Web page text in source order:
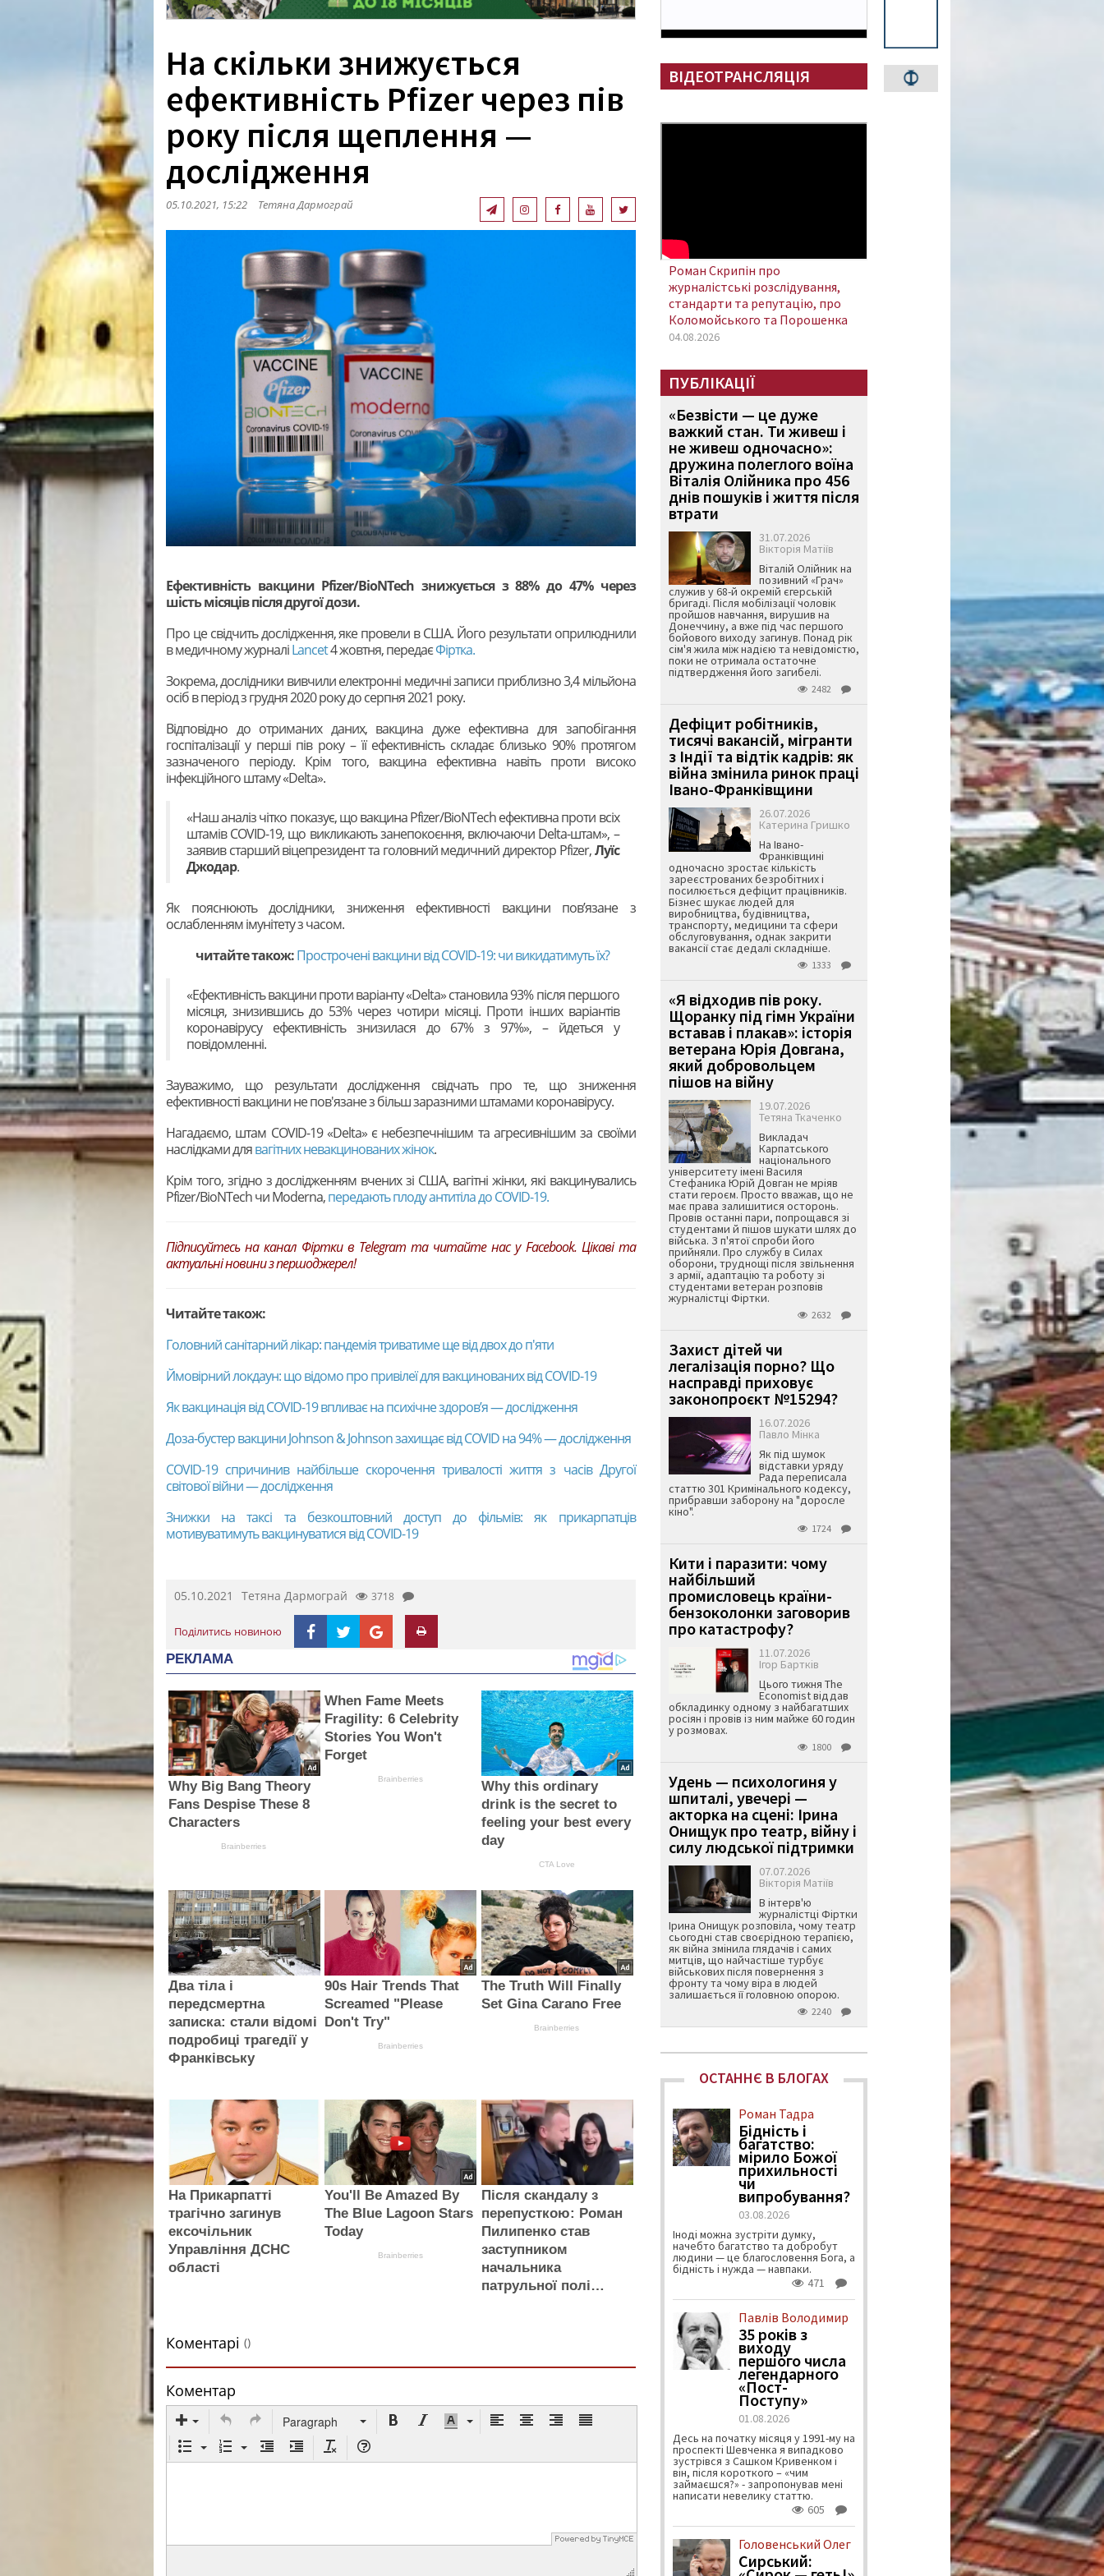
На скільки знижується
ефективність Pfizer через пів
року після щеплення —
дослідження
05.10.2021, 15:22 Тетяна Дармограй
Ефективність вакцини Pfizer/BioNTech знижується з 88% до 47% через
шість місяців після другої дози.
Про це свідчить дослідження, яке провели в США. Його результати оприлюднили
в медичному журналіLancet4 жовтня, передаєФіртка.
Зокрема, дослідники вивчили електронні медичні записи приблизно 3,4 мільйона
осіб в період з грудня 2020 року до серпня 2021 року.
Відповідно до отриманих даних, вакцина дуже ефективна для запобігання
госпіталізації у перші пів року – її ефективність складає близько 90% протягом
зазначеного періоду. Крім того, вакцина ефективна навіть проти високо
інфекційного штаму «Delta».
«Наш аналіз чітко показує, що вакцина Pfizer/BioNTech ефективна проти всіх
штамів COVID-19, що викликають занепокоєння, включаючи Delta-штам», –
заявив старший віцепрезидент та головний медичний директор Pfizer,Луїс
Джодар.
Як пояснюють дослідники, зниження ефективності вакцини пов’язане з
ослабленням імунітету з часом.
читайте також:Прострочені вакцини від COVID-19: чи викидатимуть їх?
«Ефективність вакцини проти варіанту «Delta» становила 93% після першого
місяця, знизившись до 53% через чотири місяці. Проти інших варіантів
коронавірусу ефективність знизилася до 67% з 97%», – йдеться у
повідомленні.
Зауважимо, що результати дослідження свідчать про те, що зниження
ефективності вакцини не пов'язане з більш заразними штамами коронавірусу.
Нагадаємо, штам COVID-19 «Delta» є небезпечнішим та агресивнішим за своїми
наслідками длявагітних невакцинованих жінок.
Крім того, згідно з дослідженням вчених зі США, вагітні жінки, які вакцинувались
Pfizer/BioNTech чи Moderna,передають плоду антитіла до COVID-19.
Підписуйтесь на канал Фірткив Telegramта читайте нас у Facebook. Цікаві та
актуальні новини з першоджерел!
Читайте також:
Головний санітарний лікар: пандемія триватиме ще від двох до п'яти
Ймовірний локдаун: що відомо про привілеї для вакцинованих від COVID-19
Як вакцинація від COVID-19 впливає на психічне здоров’я — дослідження
Доза-бустер вакцини Johnson & Johnson захищає від COVID на 94% — дослідження
COVID-19 спричинив найбільше скорочення тривалості життя з часів Другої
світової війни — дослідження
Знижки на таксі та безкоштовний доступ до фільмів: як прикарпатців
мотивуватимуть вакцинуватися від COVID-19
05.10.2021 Тетяна Дармограй 3718
Поділитись новиною
РЕКЛАМА
Why Big Bang Theory
Fans Despise These 8
Characters
Brainberries
When Fame Meets
Fragility: 6 Celebrity
Stories You Won't
Forget
Brainberries
Why this ordinary
drink is the secret to
feeling your best every
day
CTA Love
Два тіла і
передсмертна
записка: стали відомі
подробиці трагедії у
Франківську
90s Hair Trends That
Screamed "Please
Don't Try"
Brainberries
The Truth Will Finally
Set Gina Carano Free
Brainberries
На Прикарпатті
трагічно загинув
ексочільник
Управління ДСНС
області
You'll Be Amazed By
The Blue Lagoon Stars
Today
Brainberries
Після скандалу з
перепусткою: Роман
Пилипенко став
заступником
начальника
патрульної полі…
Коментарі ()
Коментар
Paragraph
ВІДЕОТРАНСЛЯЦІЯ
Роман Скрипін про
журналістські розслідування,
стандарти та репутацію, про
Коломойського та Порошенка
04.08.2026
ПУБЛІКАЦІЇ
«Безвісти — це дуже
важкий стан. Ти живеш і
не живеш одночасно»:
дружина полеглого воїна
Віталія Олійника про 456
днів пошуків і життя після
втрати
31.07.2026
Вікторія Матіїв
Віталій Олійник на
позивний «Грач»
служив у 68-й окремій єгерській
бригаді. Після мобілізації чоловік
пройшов навчання, вирушив на
Донеччину, а вже під час першого
бойового виходу загинув. Понад рік
сім'я жила між надією та невідомістю,
поки не отримала остаточне
підтвердження його загибелі.
2482
Дефіцит робітників,
тисячі вакансій, мігранти
з Індії та відтік кадрів: як
війна змінила ринок праці
Івано-Франківщини
26.07.2026
Катерина Гришко
На Івано-
Франківщині
одночасно зростає кількість
зареєстрованих безробітних і
посилюється дефіцит працівників.
Бізнес шукає людей для
виробництва, будівництва,
транспорту, медицини та сфери
обслуговування, однак закрити
вакансії стає дедалі складніше.
1333
«Я відходив пів року.
Щоранку під гімн України
вставав і плакав»: історія
ветерана Юрія Довгана,
який добровольцем
пішов на війну
19.07.2026
Тетяна Ткаченко
Викладач
Карпатського
національного
університету імені Василя
Стефаника Юрій Довган не мріяв
стати героєм. Просто вважав, що не
має права залишитися осторонь.
Провів останні пари, попрощався зі
студентами й пішов шукати шлях до
війська. З п'ятої спроби його
прийняли. Про службу в Силах
оборони, труднощі після звільнення
з армії, адаптацію та роботу зі
студентами ветеран розповів
журналістці Фіртки.
2632
Захист дітей чи
легалізація порно? Що
насправді приховує
законопроєкт №15294?
16.07.2026
Павло Мінка
Як під шумок
відставки уряду
Рада переписала
статтю 301 Кримінального кодексу,
прибравши заборону на "доросле
кіно".
1724
Кити і паразити: чому
найбільший
промисловець країни-
бензоколонки заговорив
про катастрофу?
11.07.2026
Ігор Бартків
Цього тижня The
Economist віддав
обкладинку одному з найбагатших
росіян і провів із ним майже 60 годин
у розмовах.
1800
Удень — психологиня у
шпиталі, увечері —
акторка на сцені: Ірина
Онищук про театр, війну і
силу людської підтримки
07.07.2026
Вікторія Матіїв
В інтерв'ю
журналістці Фіртки
Ірина Онищук розповіла, чому театр
сьогодні став своєрідною терапією,
як війна змінила глядачів і самих
митців, що найчастіше турбує
військових після повернення з
фронту та чому віра в людей
залишається її головною опорою.
2240
ОСТАННЄ В БЛОГАХ
Роман Тадра
Бідність і
багатство:
мірило Божої
прихильності
чи
випробування?
03.08.2026
Іноді можна зустріти думку,
начебто багатство та добробут
людини — це благословення Бога, а
бідність і нужда — навпаки.
471
Павлів Володимир
35 років з
виходу
першого числа
легендарного
«Пост-
Поступу»
01.08.2026
Десь на початку місяця у 1991-му на
проспекті Шевченка я випадково
зустрівся з Сашком Кривенком і
він, після короткого – «чим
займаєшся?» - запропонував мені
написати невелику статтю.
605
Головенський Олег
Сирський: